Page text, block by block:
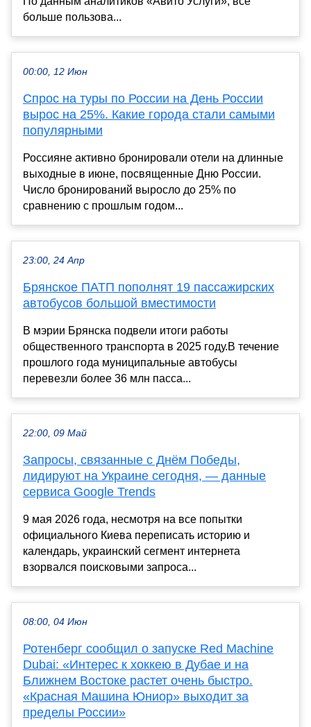
больше пользова...
00:00, 12 Июн
Спрос на туры по России на День России
вырос на 25%. Какие города стали самыми
популярными
Россияне активно бронировали отели на длинные
выходные в июне, посвященные Дню России.
Число бронирований выросло до 25% по
сравнению с прошлым годом...
23:00, 24 Апр
Брянское ПАТП пополнят 19 пассажирских
автобусов большой вместимости
В мэрии Брянска подвели итоги работы
общественного транспорта в 2025 году.В течение
прошлого года муниципальные автобусы
перевезли более 36 млн пасса...
22:00, 09 Май
Запросы, связанные с Днём Победы,
лидируют на Украине сегодня, — данные
сервиса Google Trends
9 мая 2026 года, несмотря на все попытки
официального Киева переписать историю и
календарь, украинский сегмент интернета
взорвался поисковыми запроса...
08:00, 04 Июн
Ротенберг сообщил о запуске Red Machine
Dubai: «Интерес к хоккею в Дубае и на
Ближнем Востоке растет очень быстро.
«Красная Машина Юниор» выходит за
пределы России»